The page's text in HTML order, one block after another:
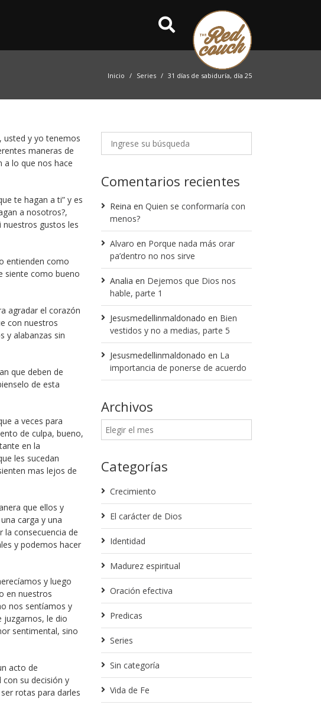
Inicio Series 31 días de sabiduría, día 25
usted y yo tenemos
maneras de
a lo que nos hace
te hagan a ti” y es
a nosotros?,
nuestros gustos les
entienden como
siente como bueno
agradar el corazón
con nuestros
y alabanzas sin
que deben de
de esta
a veces para
de culpa, bueno,
en la
les sucedan
mas lejos de
que ellos y
carga y una
la consecuencia de
y podemos hacer
y luego
en nuestros
nos sentíamos y
juzgarnos, le dio
sentimental, sino
acto de
su decisión y
rotas para darles
Comentarios recientes
Reina en Quien se conformaría con
menos?
Alvaro en Porque nada más orar
pa’dentro no nos sirve
Analia en Dejemos que Dios nos
hable, parte 1
Jesusmedellinmaldonado en Bien
vestidos y no a medias, parte 5
Jesusmedellinmaldonado en La
importancia de ponerse de acuerdo
Archivos
Categorías
Crecimiento
El carácter de Dios
Identidad
Madurez espiritual
Oración efectiva
Predicas
Series
Sin categoría
Vida de Fe